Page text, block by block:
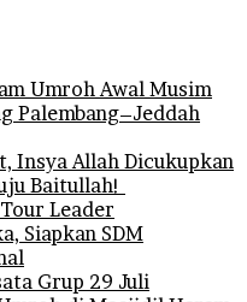
Umroh Awal Musim
Palembang–Jeddah
Insya Allah Dicukupkan
Baitullah!
Leader
Siapkan SDM
Grup 29 Juli